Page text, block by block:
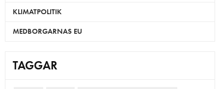
KLIMATPOLITIK
MEDBORGARNAS EU
TAGGAR